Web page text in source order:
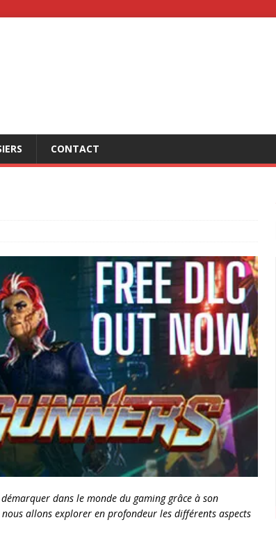
CONTACT
dans le monde du gaming grâce à son
allons explorer en profondeur les différents aspects